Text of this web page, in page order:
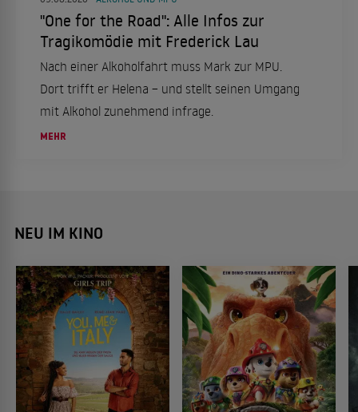
"One for the Road": Alle Infos zur
Tragikomödie mit Frederick Lau
Nach einer Alkoholfahrt muss Mark zur MPU.
Dort trifft er Helena – und stellt seinen Umgang
mit Alkohol zunehmend infrage.
MEHR
NEU IM KINO